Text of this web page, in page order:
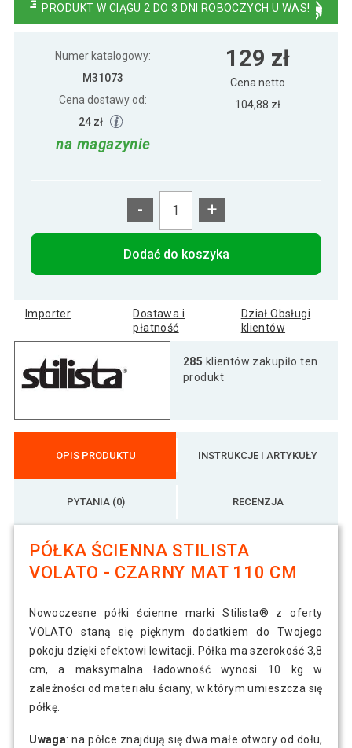
MAT 50 cm
Półka ścienna STILISTA Volato mat czarna
70 cm
PRODUKT W CIĄGU 2 DO 3 DNI ROBOCZYCH U WAS!
Numer katalogowy:
M31073
Cena dostawy od:
24 zł
na magazynie
129 zł
Cena netto
104,88 zł
- +
Dodać do koszyka
Importer
Dostawa i
płatność
Dział Obsługi
klientów
285 klientów zakupiło ten
produkt
OPIS PRODUKTU INSTRUKCJE I ARTYKUŁY
PYTANIA (0) RECENZJA
PÓŁKA ŚCIENNA STILISTA
VOLATO - CZARNY MAT 110 CM
Nowoczesne półki ścienne marki Stilista® z oferty
VOLATO staną się pięknym dodatkiem do Twojego
pokoju dzięki efektowi lewitacji. Półka ma szerokość 3,8
cm, a maksymalna ładowność wynosi 10 kg w
zależności od materiału ściany, w którym umieszcza się
półkę.
Uwaga: na półce znajdują się dwa małe otwory od dołu,